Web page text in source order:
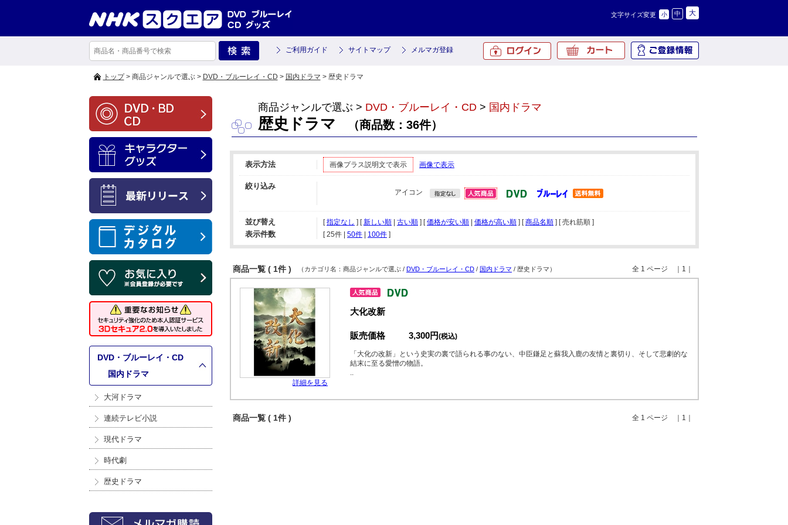
文字サイズ変更 小 中 大
ご利用ガイド サイトマップ メルマガ登録
トップ> 商品ジャンルで選ぶ > DVD・ブルーレイ・CD > 国内ドラマ > 歴史ドラマ
DVD・ブルーレイ・CD
国内ドラマ
大河ドラマ
連続テレビ小説
現代ドラマ
時代劇
歴史ドラマ
商品ジャンルで選ぶ > DVD・ブルーレイ・CD > 国内ドラマ
歴史ドラマ （商品数：36件）
表示方法 画像プラス説明文で表示 画像で表示
絞り込み
アイコン
並び替え [指定なし ] [新しい順 古い順 ] [価格が安い順 価格が高い順 ] [商品名順 ] [ 売れ筋順 ]
表示件数 [ 25件 50件 100件 ]
商品一覧 ( 1件 ) 全 1 ページ ｜1｜
（カテゴリ名：商品ジャンルで選ぶ / DVD・ブルーレイ・CD / 国内ドラマ / 歴史ドラマ）
詳細を見る
大化改新
販売価格 3,300円(税込)
「大化の改新」という史実の裏で語られる事のない、中臣鎌足と蘇我入鹿の友情と裏切り、そして悲劇的な
結末に至る愛憎の物語。
..
商品一覧 ( 1件 ) 全 1 ページ ｜1｜